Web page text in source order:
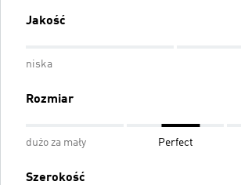
Jakość
niska
Rozmiar
dużo za mały Perfect
Szerokość